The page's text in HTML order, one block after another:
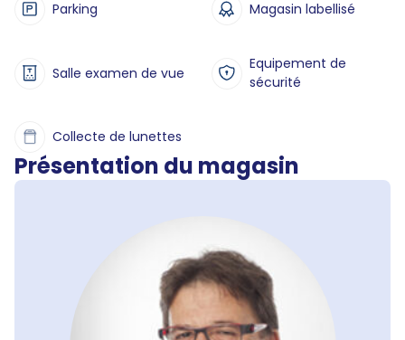
Parking Magasin labellisé
Salle examen de vue
Equipement de
sécurité
Collecte de lunettes
Présentation du magasin